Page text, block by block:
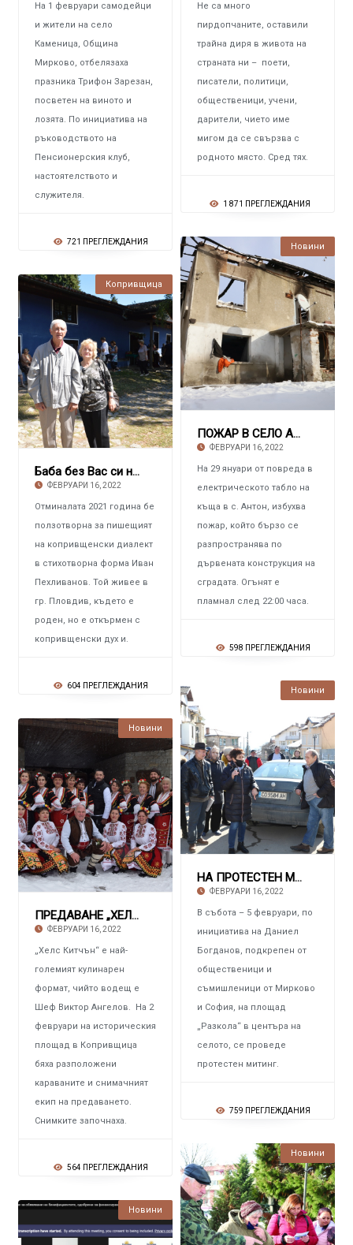
На 1 февруари самодейци
и жители на село
Каменица, Община
Мирково, отбелязаха
празника Трифон Зарезан,
посветен на виното и
лозята. По инициатива на
ръководството на
Пенсионерския клуб,
настоятелството и
служителя.
721 ПРЕГЛЕЖДАНИЯ
Не са много
пирдопчаните, оставили
трайна диря в живота на
страната ни – поети,
писатели, политици,
общественици, учени,
дарители, чието име
мигом да се свързва с
родното място. Сред тях.
1 871 ПРЕГЛЕЖДАНИЯ
Новини
ПОЖАР В СЕЛО АНТОН Изпепели дом на многодетн
ФЕВРУАРИ 16, 2022
На 29 януари от повреда в
електрическото табло на
къща в с. Антон, избухва
пожар, който бързо се
разпространява по
дървената конструкция на
сградата. Огънят е
пламнал след 22:00 часа.
598 ПРЕГЛЕЖДАНИЯ
Копривщица
Баба без Вас си не мое Марияна Панчева-Цоло
ФЕВРУАРИ 16, 2022
Отминалата 2021 година бе
ползотворна за пишещият
на копривщенски диалект
в стихотворна форма Иван
Пехливанов. Той живее в
гр. Пловдив, където е
роден, но е откърмен с
копривщенски дух и.
604 ПРЕГЛЕЖДАНИЯ Новини
НА ПРОТЕСТЕН МИТИНГ Жители и гости на Мирков
ФЕВРУАРИ 16, 2022
В събота – 5 февруари, по
инициатива на Даниел
Богданов, подкрепен от
общественици и
съмишленици от Мирково
и София, на площад
„Разкола“ в центъра на
селото, се проведе
протестен митинг.
759 ПРЕГЛЕЖДАНИЯ
Новини
ПРЕДАВАНЕ „ХЕЛС КИТЧЪН“ НА ШЕФ ВИКТОР АНГЕЛОВ
ФЕВРУАРИ 16, 2022
„Хелс Китчън“ е най-
големият кулинарен
формат, чийто водещ е
Шеф Виктор Ангелов. На 2
февруари на историческия
площад в Копривщица
бяха разположени
караваните и снимачният
екип на предаването.
Снимките започнаха.
564 ПРЕГЛЕЖДАНИЯ
Новини
Новини